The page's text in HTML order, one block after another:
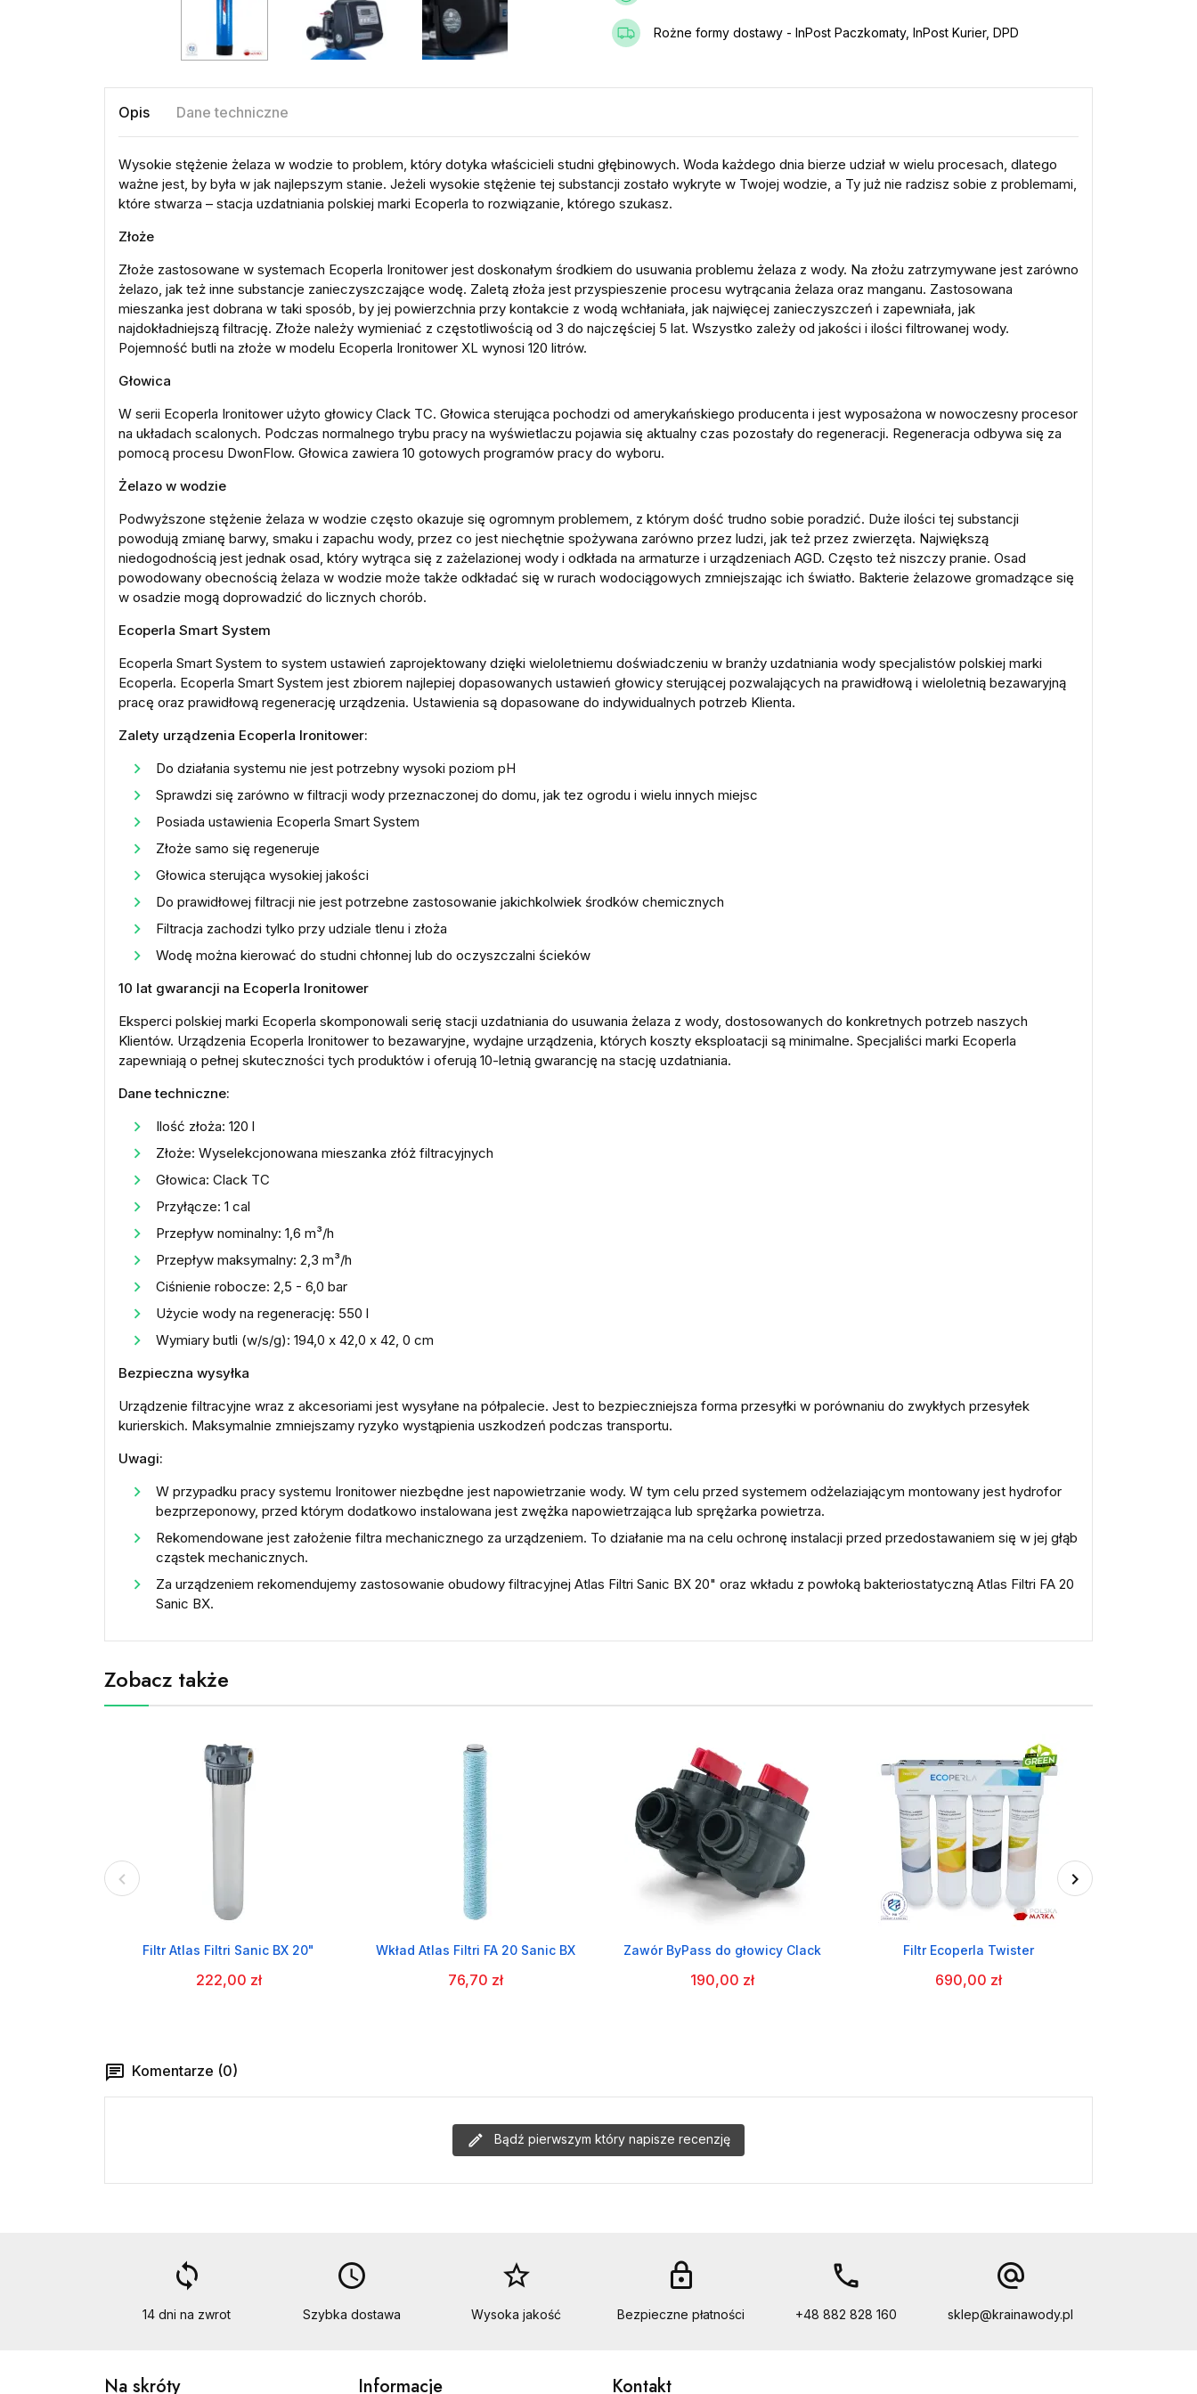
Rożne formy dostawy - InPost Paczkomaty, InPost Kurier, DPD
Opis Dane techniczne
Wysokie stężenie żelaza w wodzie to problem, który dotyka właścicieli studni głębinowych. Woda każdego dnia bierze udział w wielu procesach, dlatego
ważne jest, by była w jak najlepszym stanie. Jeżeli wysokie stężenie tej substancji zostało wykryte w Twojej wodzie, a Ty już nie radzisz sobie z problemami,
które stwarza – stacja uzdatniania polskiej marki Ecoperla to rozwiązanie, którego szukasz.
Złoże
Złoże zastosowane w systemach Ecoperla Ironitower jest doskonałym środkiem do usuwania problemu żelaza z wody. Na złożu zatrzymywane jest zarówno
żelazo, jak też inne substancje zanieczyszczające wodę. Zaletą złoża jest przyspieszenie procesu wytrącania żelaza oraz manganu. Zastosowana
mieszanka jest dobrana w taki sposób, by jej powierzchnia przy kontakcie z wodą wchłaniała, jak najwięcej zanieczyszczeń i zapewniała, jak
najdokładniejszą filtrację. Złoże należy wymieniać z częstotliwością od 3 do najczęściej 5 lat. Wszystko zależy od jakości i ilości filtrowanej wody.
Pojemność butli na złoże w modelu Ecoperla Ironitower XL wynosi 120 litrów.
Głowica
W serii Ecoperla Ironitower użyto głowicy Clack TC. Głowica sterująca pochodzi od amerykańskiego producenta i jest wyposażona w nowoczesny procesor
na układach scalonych. Podczas normalnego trybu pracy na wyświetlaczu pojawia się aktualny czas pozostały do regeneracji. Regeneracja odbywa się za
pomocą procesu DwonFlow. Głowica zawiera 10 gotowych programów pracy do wyboru.
Żelazo w wodzie
Podwyższone stężenie żelaza w wodzie często okazuje się ogromnym problemem, z którym dość trudno sobie poradzić. Duże ilości tej substancji
powodują zmianę barwy, smaku i zapachu wody, przez co jest niechętnie spożywana zarówno przez ludzi, jak też przez zwierzęta. Największą
niedogodnością jest jednak osad, który wytrąca się z zażelazionej wody i odkłada na armaturze i urządzeniach AGD. Często też niszczy pranie. Osad
powodowany obecnością żelaza w wodzie może także odkładać się w rurach wodociągowych zmniejszając ich światło. Bakterie żelazowe gromadzące się
w osadzie mogą doprowadzić do licznych chorób.
Ecoperla Smart System
Ecoperla Smart System to system ustawień zaprojektowany dzięki wieloletniemu doświadczeniu w branży uzdatniania wody specjalistów polskiej marki
Ecoperla. Ecoperla Smart System jest zbiorem najlepiej dopasowanych ustawień głowicy sterującej pozwalających na prawidłową i wieloletnią bezawaryjną
pracę oraz prawidłową regenerację urządzenia. Ustawienia są dopasowane do indywidualnych potrzeb Klienta.
Zalety urządzenia Ecoperla Ironitower:
Do działania systemu nie jest potrzebny wysoki poziom pH
Sprawdzi się zarówno w filtracji wody przeznaczonej do domu, jak tez ogrodu i wielu innych miejsc
Posiada ustawienia Ecoperla Smart System
Złoże samo się regeneruje
Głowica sterująca wysokiej jakości
Do prawidłowej filtracji nie jest potrzebne zastosowanie jakichkolwiek środków chemicznych
Filtracja zachodzi tylko przy udziale tlenu i złoża
Wodę można kierować do studni chłonnej lub do oczyszczalni ścieków
10 lat gwarancji na Ecoperla Ironitower
Eksperci polskiej marki Ecoperla skomponowali serię stacji uzdatniania do usuwania żelaza z wody, dostosowanych do konkretnych potrzeb naszych
Klientów. Urządzenia Ecoperla Ironitower to bezawaryjne, wydajne urządzenia, których koszty eksploatacji są minimalne. Specjaliści marki Ecoperla
zapewniają o pełnej skuteczności tych produktów i oferują 10-letnią gwarancję na stację uzdatniania.
Dane techniczne:
Ilość złoża: 120 l
Złoże: Wyselekcjonowana mieszanka złóż filtracyjnych
Głowica: Clack TC
Przyłącze: 1 cal
Przepływ nominalny: 1,6 m³/h
Przepływ maksymalny: 2,3 m³/h
Ciśnienie robocze: 2,5 - 6,0 bar
Użycie wody na regenerację: 550 l
Wymiary butli (w/s/g): 194,0 x 42,0 x 42, 0 cm
Bezpieczna wysyłka
Urządzenie filtracyjne wraz z akcesoriami jest wysyłane na półpalecie. Jest to bezpieczniejsza forma przesyłki w porównaniu do zwykłych przesyłek
kurierskich. Maksymalnie zmniejszamy ryzyko wystąpienia uszkodzeń podczas transportu.
Uwagi:
W przypadku pracy systemu Ironitower niezbędne jest napowietrzanie wody. W tym celu przed systemem odżelaziającym montowany jest hydrofor
bezprzeponowy, przed którym dodatkowo instalowana jest zwężka napowietrzająca lub sprężarka powietrza.
Rekomendowane jest założenie filtra mechanicznego za urządzeniem. To działanie ma na celu ochronę instalacji przed przedostawaniem się w jej głąb
cząstek mechanicznych.
Za urządzeniem rekomendujemy zastosowanie obudowy filtracyjnej Atlas Filtri Sanic BX 20" oraz wkładu z powłoką bakteriostatyczną Atlas Filtri FA 20
Sanic BX.
Zobacz także
Filtr Atlas Filtri Sanic BX 20"
222,00 zł
Wkład Atlas Filtri FA 20 Sanic BX
76,70 zł
Zawór ByPass do głowicy Clack
190,00 zł
Filtr Ecoperla Twister
690,00 zł
Komentarze (0)
Bądź pierwszym który napisze recenzję
loop
14 dni na zwrot
access_time
Szybka dostawa
star_border
Wysoka jakość
lock
Bezpieczne płatności
call
+48 882 828 160
alternate_email
sklep@krainawody.pl
Na skróty Informacje Kontakt